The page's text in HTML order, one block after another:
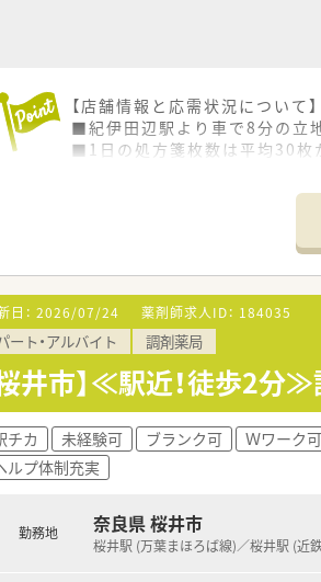
【店舗情報と応需状況について】
■紀伊田辺駅より車で8分の立
■1日の処方箋枚数は平均30枚
■正社員の勤務薬剤師として、
■年収は経験やスキルを考慮
■賞与は年2回支給され、業績
【勤務実態について】
■土日祝日が休みの完全週休2
■勤務時間は9時から18時まで
■年間休日は120日以上確保さ
日： 2026/07/24 薬剤師求人ID： 184035
ート・アルバイト 調剤薬局
桜井市】≪駅近！徒歩2分
チカ 未経験可 ブランク可 Ｗワーク可
ルプ体制充実
勤務地 奈良県 桜井市
桜井駅 (万葉まほろば線)／桜井駅 (近